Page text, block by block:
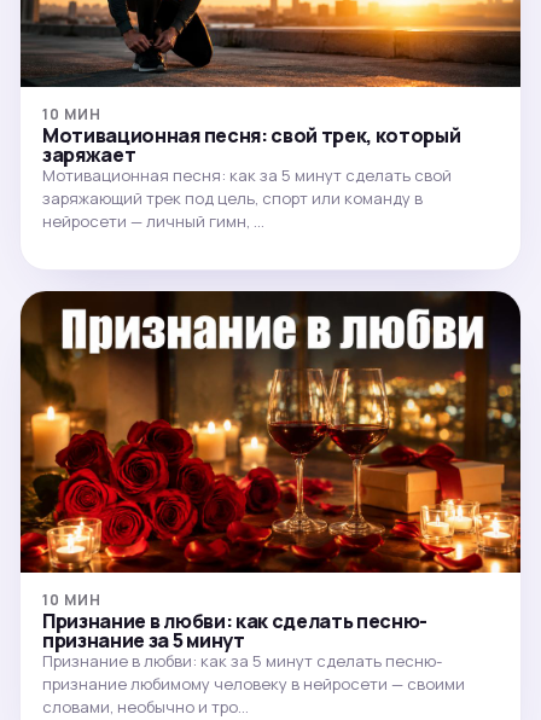
10 МИН
Мотивационная песня: свой трек, который
заряжает
Мотивационная песня: как за 5 минут сделать свой
заряжающий трек под цель, спорт или команду в
нейросети — личный гимн, …
10 МИН
Признание в любви: как сделать песню-
признание за 5 минут
Признание в любви: как за 5 минут сделать песню-
признание любимому человеку в нейросети — своими
словами, необычно и тро…